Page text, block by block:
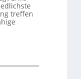
treffen